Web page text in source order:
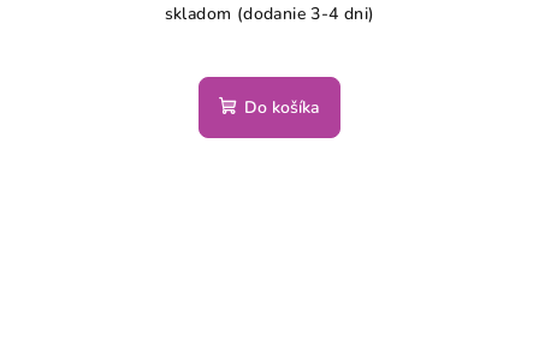
skladom (dodanie 3-4 dni)
Do košíka